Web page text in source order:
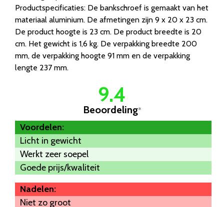
Productspecificaties: De bankschroef is gemaakt van het
materiaal aluminium. De afmetingen zijn 9 x 20 x 23 cm.
De product hoogte is 23 cm. De product breedte is 20
cm. Het gewicht is 1,6 kg. De verpakking breedte 200
mm, de verpakking hoogte 91 mm en de verpakking
lengte 237 mm.
9.4
Beoordeling*
Voordelen:
Licht in gewicht
Werkt zeer soepel
Goede prijs/kwaliteit
Nadelen:
Niet zo groot